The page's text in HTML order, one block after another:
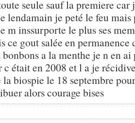
seule sauf la premiere car
lendamain je peté le feu mais
m inssurporte le plus ses
ce gout salée en permanence
a la menthe je n en
c était en 2008 et l a je
la biospie le 18 septembre
alors courage bises